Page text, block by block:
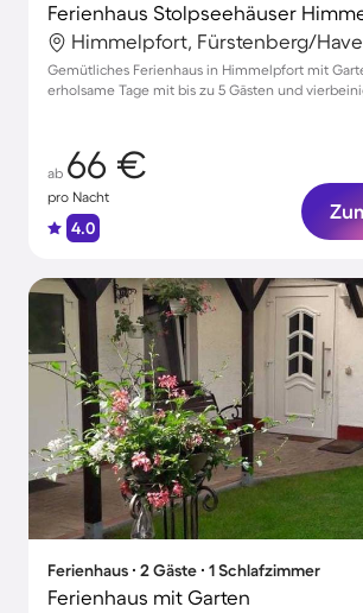
Gemütliches Ferienhaus in Himmelpfort mit
erholsame Tage mit bis zu 5 Gästen und
ab 66 €
pro Nacht
4.0
Ferienhaus ∙ 2 Gäste ∙ 1 Schlafzimmer
Ferienhaus mit Garten